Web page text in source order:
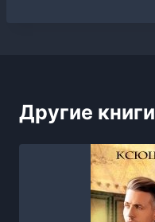
Другие книги